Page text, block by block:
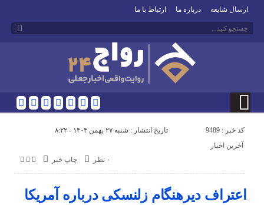
ارسال شایعه درباره ما ارتباط با ما
کد خبر : 9489 تاریخ انتشار : شنبه ۲۷ بهمن ۱۴۰۳ - ۸:۲۲
چاپ خبر ۰ نظر
آخرین اخبار
اعتراف دیرهنگام زلنسکی درباره آمریکا